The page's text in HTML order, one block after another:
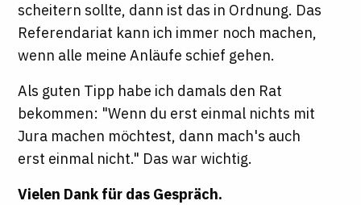
scheitern sollte, dann ist das in Ordnung. Das
Referendariat kann ich immer noch machen,
wenn alle meine Anläufe schief gehen.
Als guten Tipp habe ich damals den Rat
bekommen: "Wenn du erst einmal nichts mit
Jura machen möchtest, dann mach's auch
erst einmal nicht." Das war wichtig.
Vielen Dank für das Gespräch.